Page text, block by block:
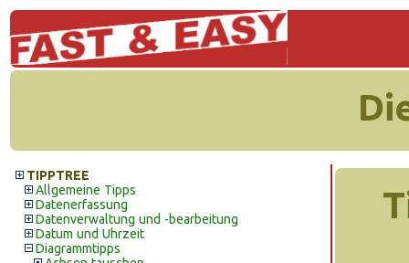
TIPPTREE
Allgemeine Tipps
Datenerfassung
Datenverwaltung und -bearbeitung
Datum und Uhrzeit
Diagrammtipps